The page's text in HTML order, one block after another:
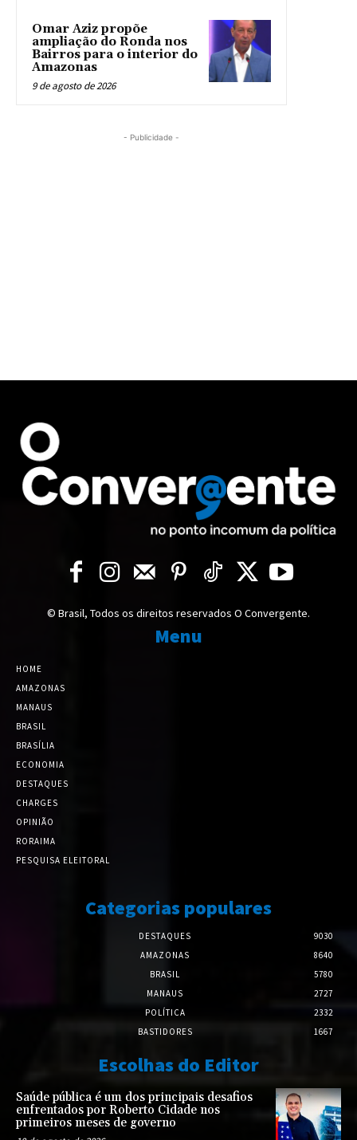
Omar Aziz propõe
ampliação do Ronda nos
Bairros para o interior do
Amazonas
9 de agosto de 2026
- Publicidade -
© Brasil, Todos os direitos reservados O Convergente.
Menu
HOME
AMAZONAS
MANAUS
BRASIL
BRASÍLIA
ECONOMIA
DESTAQUES
CHARGES
OPINIÃO
RORAIMA
PESQUISA ELEITORAL
Categorias populares
DESTAQUES
9030
AMAZONAS
8640
BRASIL
5780
MANAUS
2727
POLÍTICA
2332
BASTIDORES
1667
Escolhas do Editor
Saúde pública é um dos principais desafios
enfrentados por Roberto Cidade nos
primeiros meses de governo